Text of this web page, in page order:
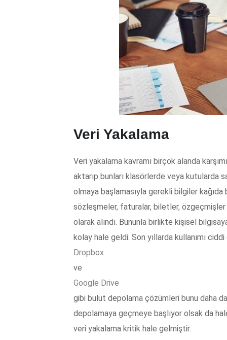
Veri Yakalama
Veri yakalama kavramı birçok alanda
aktarıp bunları klasörlerde veya kutularda
olmaya başlamasıyla gerekli bilgiler
sözleşmeler, faturalar, biletler, özgeçmişler
olarak alındı. Bununla birlikte kişisel
kolay hale geldi. Son yıllarda kullanımı
Dropbox
ve
Google Drive
gibi bulut depolama çözümleri bunu daha
depolamaya geçmeye başlıyor olsak da
veri yakalama kritik hale gelmiştir.